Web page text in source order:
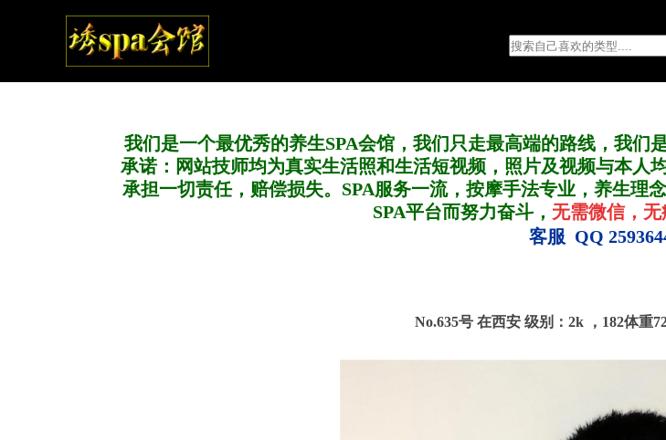
我们是一个最优秀的养生SPA会馆，我们只走最高端的路线，我们
承诺：网站技师均为真实生活照和生活短视频，照片及视频与本人
承担一切责任，赔偿损失。SPA服务一流，按摩手法专业，养生理
SPA平台而努力奋斗， 无需微信，无
客服 QQ
No.635号 在西安 级别：2k ， 182体重